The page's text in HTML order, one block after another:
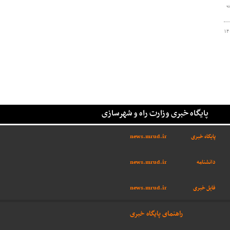
پایگاه خبری وزارت راه و شهرسازی
پایگاه خبری news.mrud.ir
دانشنامه
news.mrud.ir
فایل خبری news.mrud.ir
راهنمای پایگاه خبری